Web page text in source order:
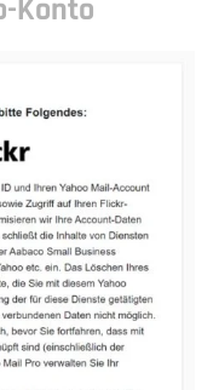
Konto